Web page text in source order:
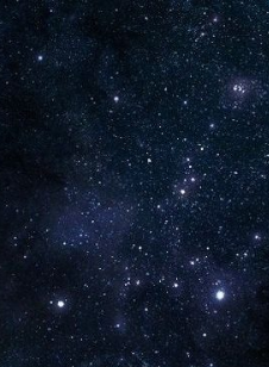
de films